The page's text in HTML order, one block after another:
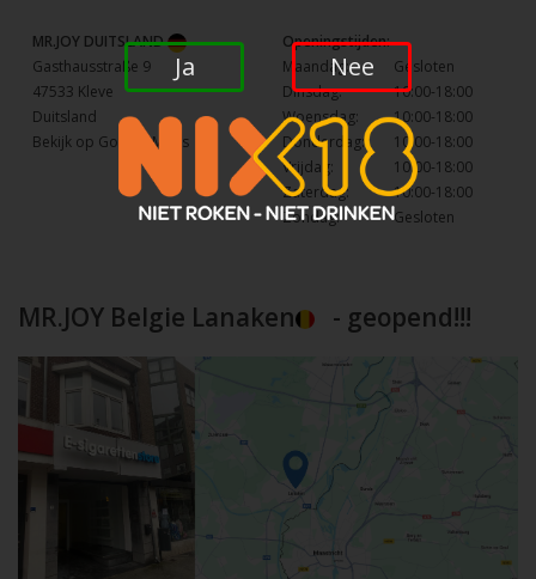
MR.JOY DUITSLAND
Gasthausstraße 9
47533 Kleve
Duitsland
Bekijk op Google Maps
Openingstijden:
Maandag:
Gesloten
Dinsdag:
10:00-18:00
Woensdag:
10:00-18:00
Donderdag:
10:00-18:00
Vrijdag:
10:00-18:00
Zaterdag:
10:00-18:00
Zondag:
Gesloten
MR.JOY Belgie Lanaken - geopend!!!
Ja Nee